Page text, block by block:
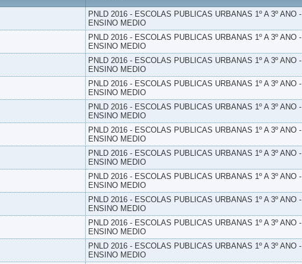
PNLD 2016 - ESCOLAS PUBLICAS URBANAS 1º A 3º ANO -
ENSINO MEDIO
PNLD 2016 - ESCOLAS PUBLICAS URBANAS 1º A 3º ANO -
ENSINO MEDIO
PNLD 2016 - ESCOLAS PUBLICAS URBANAS 1º A 3º ANO -
ENSINO MEDIO
PNLD 2016 - ESCOLAS PUBLICAS URBANAS 1º A 3º ANO -
ENSINO MEDIO
PNLD 2016 - ESCOLAS PUBLICAS URBANAS 1º A 3º ANO -
ENSINO MEDIO
PNLD 2016 - ESCOLAS PUBLICAS URBANAS 1º A 3º ANO -
ENSINO MEDIO
PNLD 2016 - ESCOLAS PUBLICAS URBANAS 1º A 3º ANO -
ENSINO MEDIO
PNLD 2016 - ESCOLAS PUBLICAS URBANAS 1º A 3º ANO -
ENSINO MEDIO
PNLD 2016 - ESCOLAS PUBLICAS URBANAS 1º A 3º ANO -
ENSINO MEDIO
PNLD 2016 - ESCOLAS PUBLICAS URBANAS 1º A 3º ANO -
ENSINO MEDIO
PNLD 2016 - ESCOLAS PUBLICAS URBANAS 1º A 3º ANO -
ENSINO MEDIO